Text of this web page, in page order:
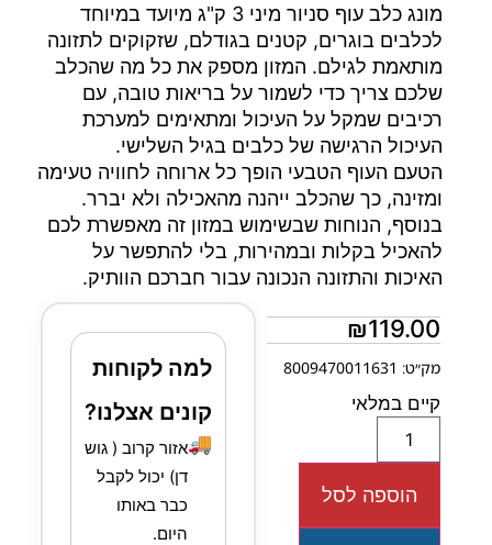
מונג כלב עוף סניור מיני 3 ק"ג מיועד במיוחד
לכלבים בוגרים, קטנים בגודלם, שזקוקים לתזונה
מותאמת לגילם. המזון מספק את כל מה שהכלב
שלכם צריך כדי לשמור על בריאות טובה, עם
רכיבים שמקל על העיכול ומתאימים למערכת
העיכול הרגישה של כלבים בגיל השלישי.
הטעם העוף הטבעי הופך כל ארוחה לחוויה טעימה
ומזינה, כך שהכלב ייהנה מהאכילה ולא יברר.
בנוסף, הנוחות שבשימוש במזון זה מאפשרת לכם
להאכיל בקלות ובמהירות, בלי להתפשר על
האיכות והתזונה הנכונה עבור חברכם הוותיק.
₪119.00
מק״ט: 8009470011631
קיים במלאי
הוספה לסל
למה לקוחות
קונים אצלנו?
🚚אזור קרוב ( גוש
דן) יכול לקבל
כבר באותו
היום.